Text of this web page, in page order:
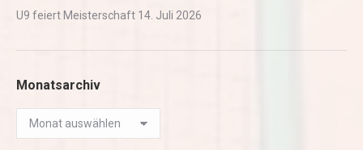
U9 feiert Meisterschaft 14. Juli 2026
Monatsarchiv
Monatsarchiv